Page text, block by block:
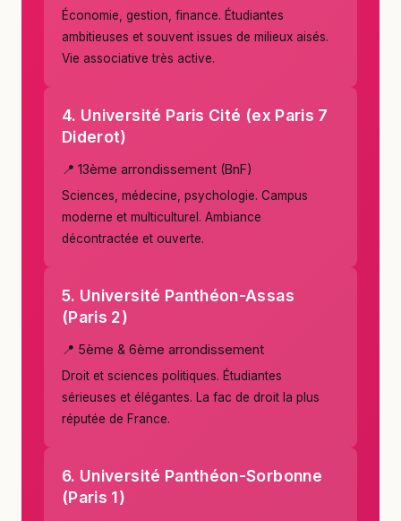
Économie, gestion, finance. Étudiantes
ambitieuses et souvent issues de milieux aisés.
Vie associative très active.
4. Université Paris Cité (ex Paris 7
Diderot)
📍 13ème arrondissement (BnF)
Sciences, médecine, psychologie. Campus
moderne et multiculturel. Ambiance
décontractée et ouverte.
5. Université Panthéon-Assas
(Paris 2)
📍 5ème & 6ème arrondissement
Droit et sciences politiques. Étudiantes
sérieuses et élégantes. La fac de droit la plus
réputée de France.
6. Université Panthéon-Sorbonne
(Paris 1)